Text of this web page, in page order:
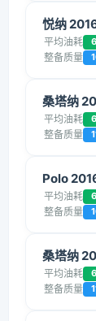
悦纳
平均油耗
整备质量
桑塔纳
平均油耗
整备质量
Polo
平均油耗
整备质量
桑塔纳
平均油耗
整备质量